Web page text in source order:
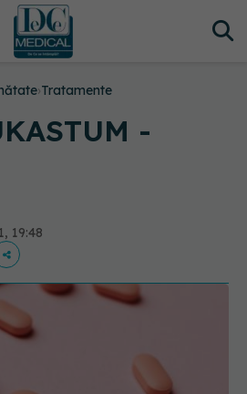
›Tratamente
-
19:48